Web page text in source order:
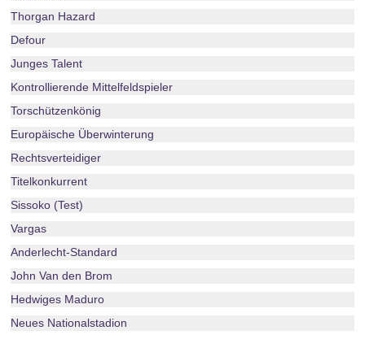
Thorgan Hazard
Defour
Junges Talent
Kontrollierende Mittelfeldspieler
Torschützenkönig
Europäische Überwinterung
Rechtsverteidiger
Titelkonkurrent
Sissoko (Test)
Vargas
Anderlecht-Standard
John Van den Brom
Hedwiges Maduro
Neues Nationalstadion